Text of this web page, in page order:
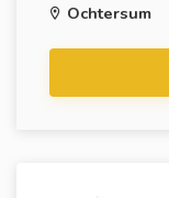
Ochtersum